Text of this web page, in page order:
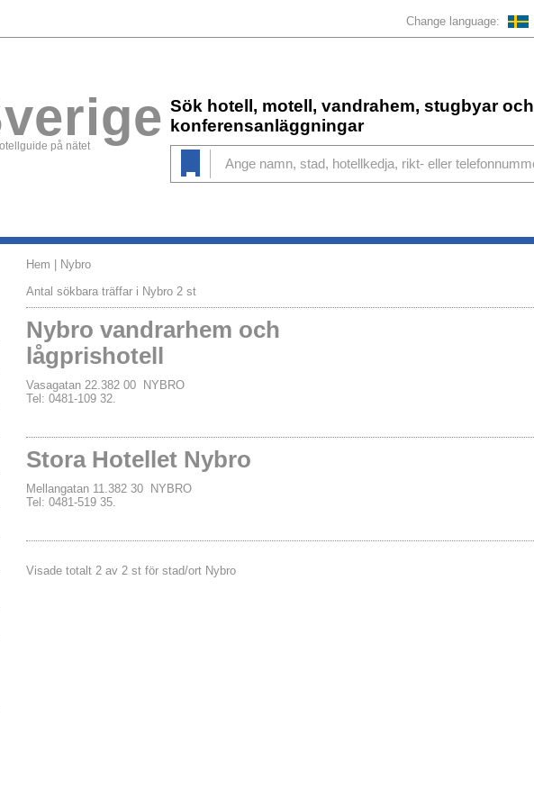
Change language:
på nätet
Sök hotell, motell, vandrahem, stugbyar och
konferensanläggningar
Hem | Nybro
Antal sökbara träffar i Nybro 2 st
Nybro vandrarhem och
lågprishotell
Vasagatan 22.382 00 NYBRO
Tel: 0481-109 32.
Stora Hotellet Nybro
Mellangatan 11.382 30 NYBRO
Tel: 0481-519 35.
Visade totalt 2 av 2 st för stad/ort Nybro